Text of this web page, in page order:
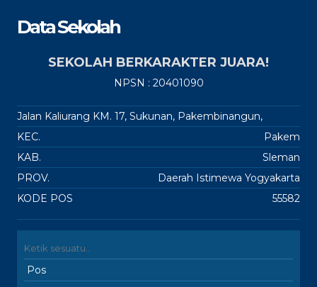
Data Sekolah
SEKOLAH BERKARAKTER JUARA!
NPSN : 20401090
Jalan Kaliurang KM. 17, Sukunan, Pakembinangun,
KEC.
Pakem
KAB.
Sleman
PROV.
Daerah Istimewa Yogyakarta
KODE POS
55582